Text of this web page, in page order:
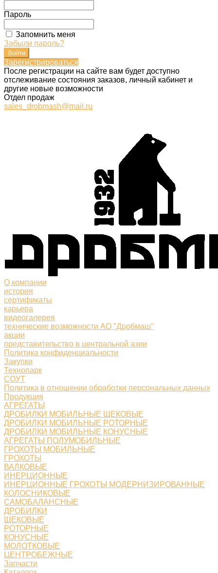
Пароль
Запомнить меня
Забыли пароль?
Зарегистрироваться
После регистрации на сайте вам будет доступно
отслеживание состояния заказов, личный кабинет и
другие новые возможности
Отдел продаж
sales_drobmash@mail.ru
О компании
история
сертификаты
карьера
видеогалерея
технические возможности АО "Дробмаш"
акции
представительство в центральной азии
Политика конфиденциальности
Закупки
Технопарк
СОУТ
Политика в отношении обработки персональных данных
Продукция
АГРЕГАТЫ
ДРОБИЛКИ МОБИЛЬНЫЕ ЩЕКОВЫЕ
ДРОБИЛКИ МОБИЛЬНЫЕ РОТОРНЫЕ
ДРОБИЛКИ МОБИЛЬНЫЕ КОНУСНЫЕ
АГРЕГАТЫ ПОЛУМОБИЛЬНЫЕ
ГРОХОТЫ МОБИЛЬНЫЕ
ГРОХОТЫ
ВАЛКОВЫЕ
ИНЕРЦИОННЫЕ
ИНЕРЦИОННЫЕ ГРОХОТЫ МОДЕРНИЗИРОВАННЫЕ
КОЛОСНИКОВЫЕ
САМОБАЛАНСНЫЕ
ДРОБИЛКИ
ЩЕКОВЫЕ
РОТОРНЫЕ
КОНУСНЫЕ
МОЛОТКОВЫЕ
ЦЕНТРОБЕЖНЫЕ
Запчасти